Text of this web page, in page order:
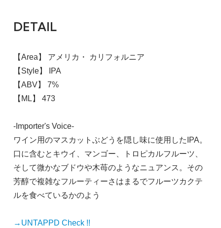
DETAIL
【Area】 アメリカ・ カリフォルニア
【Style】 IPA
【ABV】 7%
【ML】 473
-Importer's Voice-
ワイン用のマスカットぶどうを隠し味に使用したIPA。
口に含むとキウイ、マンゴー、トロピカルフルーツ、
そして微かなブドウや木苺のようなニュアンス。その
芳醇で複雑なフルーティーさはまるでフルーツカクテ
ルを食べているかのよう
→UNTAPPD Check !!